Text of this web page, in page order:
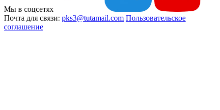
Мы в соцсетях
Почта для связи: pks3@tutamail.com Пользовательское
соглашение